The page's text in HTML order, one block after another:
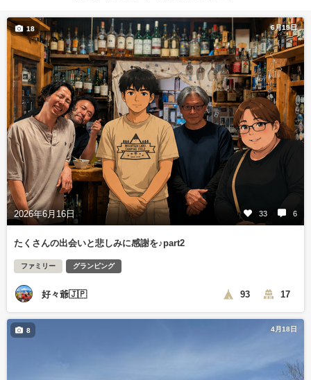
6月19日
2026年6月16日 33 6
18
たくさんの出会いと悲しみに感謝を♪part2
ファミリー グランピング
好々爺🇯🇵 93 17
4月18日
8